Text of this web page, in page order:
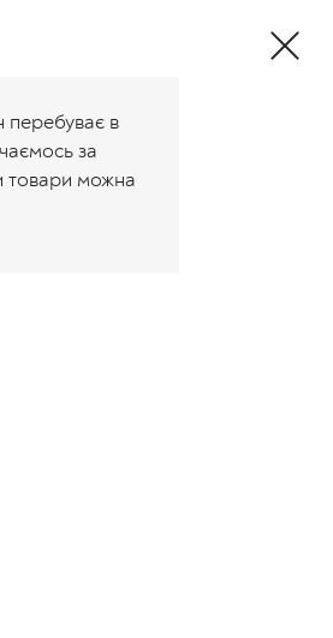
перебуває в
за
товари можна